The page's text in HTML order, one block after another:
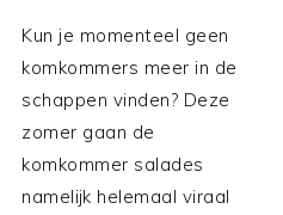
Kun je momenteel geen
komkommers meer in de
schappen vinden? Deze
zomer gaan de
komkommer salades
namelijk helemaal viraal